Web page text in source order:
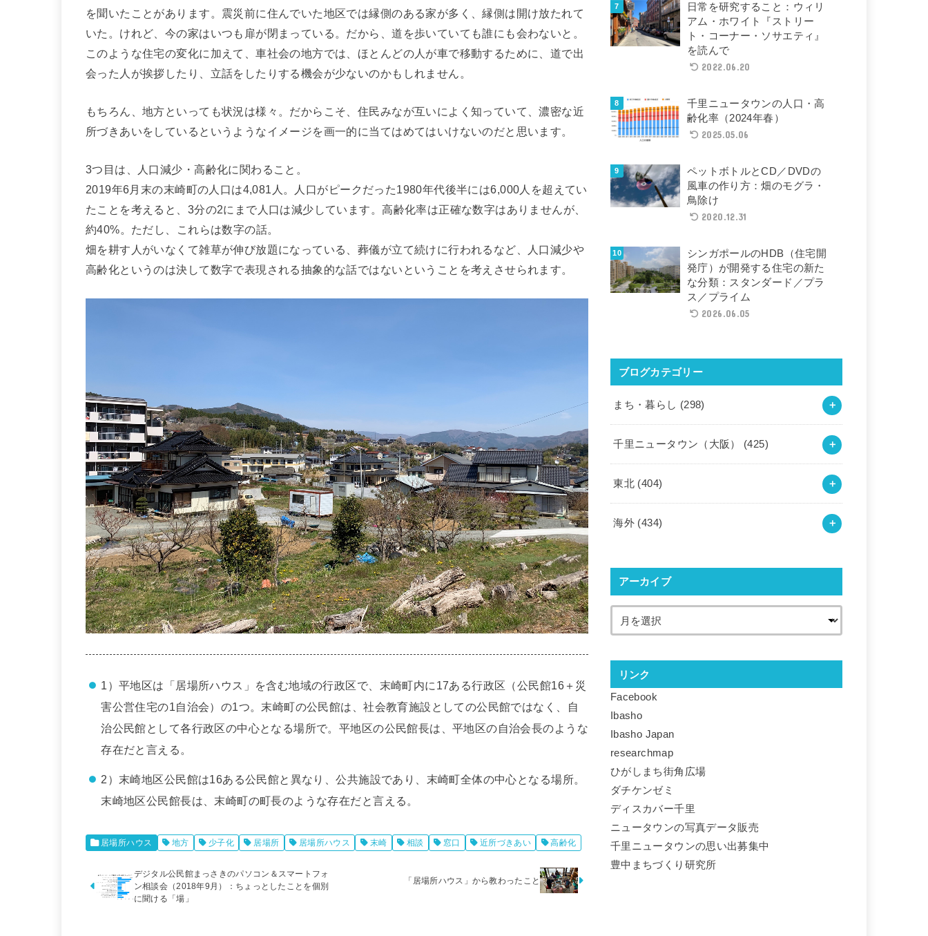
を聞いたことがあります。震災前に住んでいた地区では縁側のある家が多く、縁側は開け放たれて
いた。けれど、今の家はいつも扉が閉まっている。だから、道を歩いていても誰にも会わないと。
このような住宅の変化に加えて、車社会の地方では、ほとんどの人が車で移動するために、道で出
会った人が挨拶したり、立話をしたりする機会が少ないのかもしれません。
もちろん、地方といっても状況は様々。だからこそ、住民みなが互いによく知っていて、濃密な近
所づきあいをしているというようなイメージを画一的に当てはめてはいけないのだと思います。
3つ目は、人口減少・高齢化に関わること。
2019年6月末の末崎町の人口は4,081人。人口がピークだった1980年代後半には6,000人を超えてい
たことを考えると、3分の2にまで人口は減少しています。高齢化率は正確な数字はありませんが、
約40%。ただし、これらは数字の話。
畑を耕す人がいなくて雑草が伸び放題になっている、葬儀が立て続けに行われるなど、人口減少や
高齢化というのは決して数字で表現される抽象的な話ではないということを考えさせられます。
1）平地区は「居場所ハウス」を含む地域の行政区で、末崎町内に17ある行政区（公民館16＋災
害公営住宅の1自治会）の1つ。末崎町の公民館は、社会教育施設としての公民館ではなく、自
治公民館として各行政区の中心となる場所で。平地区の公民館長は、平地区の自治会長のような
存在だと言える。
2）末崎地区公民館は16ある公民館と異なり、公共施設であり、末崎町全体の中心となる場所。
末崎地区公民館長は、末崎町の町長のような存在だと言える。
居場所ハウス 地方 少子化 居場所 居場所ハウス 末崎 相談 窓口 近所づきあい 高齢化
デジタル公民館まっさきのパソコン＆スマートフォ
ン相談会（2018年9月）：ちょっとしたことを個別
に聞ける「場」
「居場所ハウス」から教わったこと
日常を研究すること：ウィリ
アム・ホワイト『ストリー
ト・コーナー・ソサエティ』
を読んで
2022.06.20
千里ニュータウンの人口・高
齢化率（2024年春）
2025.05.06
ペットボトルとCD／DVDの
風車の作り方：畑のモグラ・
鳥除け
2020.12.31
シンガポールのHDB（住宅開
発庁）が開発する住宅の新た
な分類：スタンダード／プラ
ス／プライム
2026.06.05
ブログカテゴリー
まち・暮らし (298)
千里ニュータウン（大阪） (425)
東北 (404)
海外 (434)
アーカイブ
リンク
Facebook
Ibasho
Ibasho Japan
researchmap
ひがしまち街角広場
ダチケンゼミ
ディスカバー千里
ニュータウンの写真データ販売
千里ニュータウンの思い出募集中
豊中まちづくり研究所